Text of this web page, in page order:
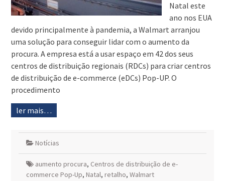
Natal este
ano nos EUA
devido principalmente à pandemia, a Walmart arranjou
uma solução para conseguir lidar com o aumento da
procura. A empresa está a usar espaço em 42 dos seus
centros de distribuição regionais (RDCs) para criar centros
de distribuição de e-commerce (eDCs) Pop-UP. O
procedimento
ler mais…
Notícias
aumento procura, Centros de distribuição de e-
commerce Pop-Up, Natal, retalho, Walmart